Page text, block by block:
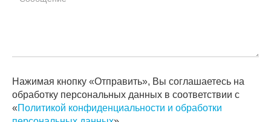
Нажимая кнопку «Отправить», Вы соглашаетесь на
обработку персональных данных в соответствии с
«Политикой конфиденциальности и обработки